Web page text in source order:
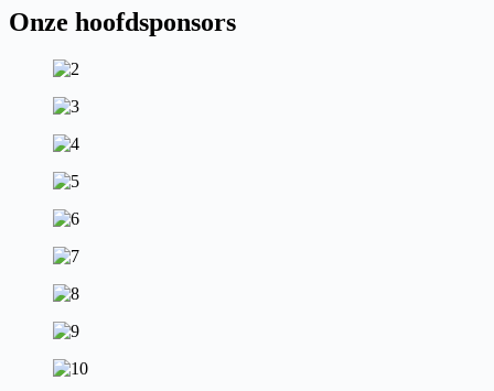
Onze hoofdsponsors